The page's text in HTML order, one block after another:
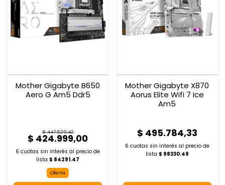
Mother Gigabyte B650
Aero G Am5 Ddr5
$ 447.529,42
$ 424.999,00
6 cuotas sin interés al precio de
lista$ 84291.47
Oferta
Mother Gigabyte X870
Aorus Elite Wifi 7 Ice
Am5
$ 495.784,33
6 cuotas sin interés al precio de
lista $ 98330.49